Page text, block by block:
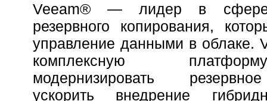
Veeam® — лидер в
резервного копирования,
управление данными в облаке.
комплексную
модернизировать
ускорить внедрение